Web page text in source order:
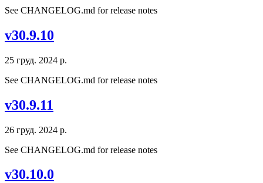
See CHANGELOG.md for release notes
v30.9.10
25 груд. 2024 р.
See CHANGELOG.md for release notes
v30.9.11
26 груд. 2024 р.
See CHANGELOG.md for release notes
v30.10.0